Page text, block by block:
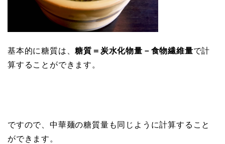
基本的に糖質は、糖質＝炭水化物量－食物繊維量で計
算することができます。
ですので、中華麺の糖質量も同じように計算すること
ができます。